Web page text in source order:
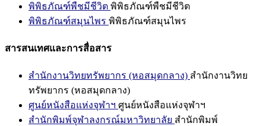
พิพิธภัณฑ์พืชมีชีวิต พิพิธภัณฑ์พืชมีชีวิต
พิพิธภัณฑ์สมุนไพร พิพิธภัณฑ์สมุนไพร
สารสนเทศและการสื่อสาร
สำนักงานวิทยทรัพยากร (หอสมุดกลาง) สำนักงานวิทย
ทรัพยากร (หอสมุดกลาง)
ศูนย์หนังสือแห่งจุฬาฯ ศูนย์หนังสือแห่งจุฬาฯ
สำนักพิมพ์จุฬาลงกรณ์มหาวิทยาลัย สำนักพิมพ์